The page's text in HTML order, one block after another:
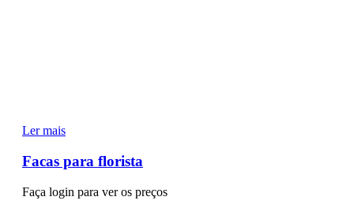
Ler mais
Facas para florista
Faça login para ver os preços